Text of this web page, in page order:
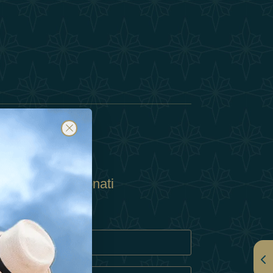
Privacy
Abbonati